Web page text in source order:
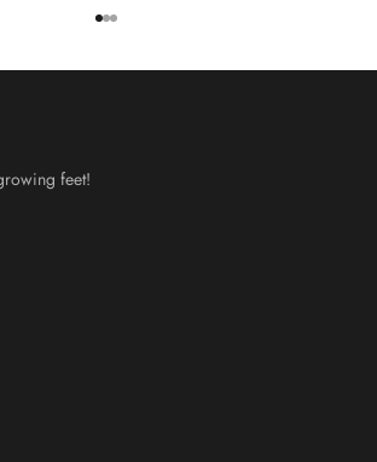
Aller à l'élément 1
Aller à l'élément 2
Aller à l'élément 3
feet!